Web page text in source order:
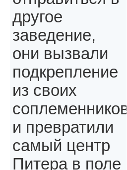
другое
заведение,
они вызвали
подкрепление
из своих
соплеменников
и превратили
самый центр
Питера в поле